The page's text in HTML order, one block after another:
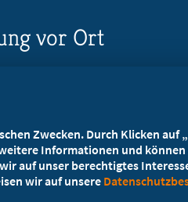
vor Ort
Zwecken. Durch Klicken
Informationen und
auf unser berechtigtes
wir auf unsere